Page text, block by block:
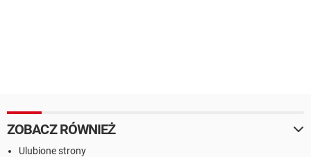
ZOBACZ RÓWNIEŻ
Ulubione strony